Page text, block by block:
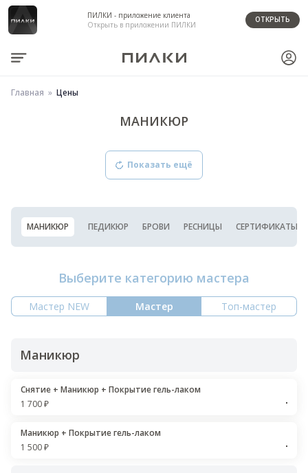
ПИЛКИ - приложение клиента
Открыть в приложении ПИЛКИ
ОТКРЫТЬ
Главная Цены
МАНИКЮР
Показать ещё
МАНИКЮР ПЕДИКЮР БРОВИ РЕСНИЦЫ СЕРТИФИКАТЫ
Выберите категорию мастера
Мастер NEW Мастер Топ-мастер
Маникюр
Снятие + Маникюр + Покрытие гель-лаком
1 700 ₽
Маникюр + Покрытие гель-лаком
1 500 ₽